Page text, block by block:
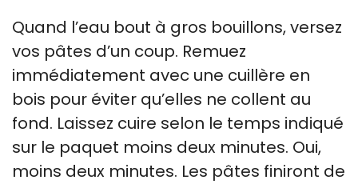
Quand l’eau bout à gros bouillons, versez
vos pâtes d’un coup. Remuez
immédiatement avec une cuillère en
bois pour éviter qu’elles ne collent au
fond. Laissez cuire selon le temps indiqué
sur le paquet moins deux minutes. Oui,
moins deux minutes. Les pâtes finiront de